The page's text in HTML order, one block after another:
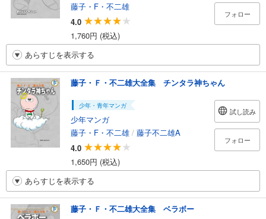
藤子・F・不二雄
4.0
1,760円 (税込)
フォロー
あらすじを表示する
藤子・Ｆ・不二雄大全集 チンタラ神ちゃん
少年・青年マンガ
少年マンガ
藤子・F・不二雄 / 藤子不二雄A
4.0
1,650円 (税込)
試し読み
フォロー
あらすじを表示する
藤子・Ｆ・不二雄大全集 ベラボー